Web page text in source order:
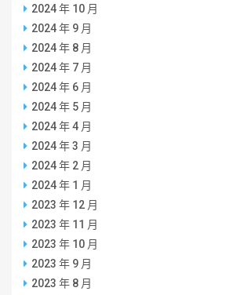
2024 年 10 月
2024 年 9 月
2024 年 8 月
2024 年 7 月
2024 年 6 月
2024 年 5 月
2024 年 4 月
2024 年 3 月
2024 年 2 月
2024 年 1 月
2023 年 12 月
2023 年 11 月
2023 年 10 月
2023 年 9 月
2023 年 8 月